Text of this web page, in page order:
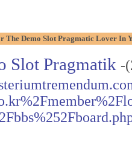
The Demo Slot Pragmatic Lover In
Slot Pragmatik -